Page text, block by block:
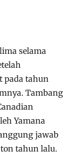
selama
pada tahun
Tambang
Yamana
jawab
tahun lalu.